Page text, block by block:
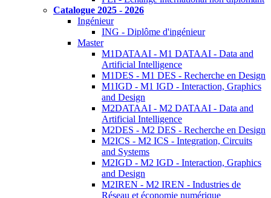
Catalogue 2025 - 2026
Ingénieur
ING - Diplôme d'ingénieur
Master
M1DATAAI - M1 DATAAI - Data and
Artificial Intelligence
M1DES - M1 DES - Recherche en Design
M1IGD - M1 IGD - Interaction, Graphics
and Design
M2DATAAI - M2 DATAAI - Data and
Artificial Intelligence
M2DES - M2 DES - Recherche en Design
M2ICS - M2 ICS - Integration, Circuits
and Systems
M2IGD - M2 IGD - Interaction, Graphics
and Design
M2IREN - M2 IREN - Industries de
Réseau et économie numérique